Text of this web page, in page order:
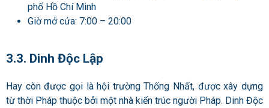
phố Hồ Chí Minh
Giờ mở cửa: 7:00 – 20:00
3.3. Dinh Độc Lập
Hay còn được gọi là hội trường Thống Nhất, được xây dựng
từ thời Pháp thuộc bởi một nhà kiến trúc người Pháp. Dinh Độc